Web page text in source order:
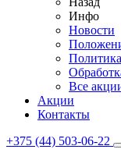
Инфо
Новости
Все
Акции
Контакты
+375 (44) 503-06-22